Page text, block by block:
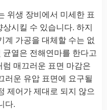
위생 장비에서 미세한 표
시킬 수 있습니다. 하지
계 가공을 대체할 수는 없
열은 전해연마를 한다고
매끄러운 표면 마감은
러운 유압 표면에 요구될
제어가 제대로 되지 않으
다.